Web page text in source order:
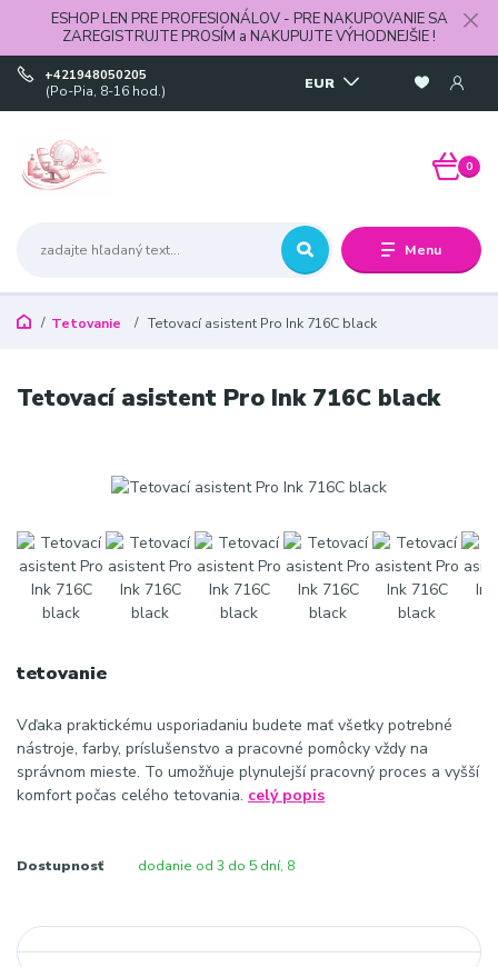
ESHOP LEN PRE PROFESIONÁLOV - PRE NAKUPOVANIE SA
ZAREGISTRUJTE PROSÍM a NAKUPUJTE VÝHODNEJŠIE !
Menu
EUR
+421948050205
(Po-Pia, 8-16 hod.)
0
Tetovanie Tetovací asistent Pro Ink 716C black
Tetovací asistent Pro Ink 716C black
tetovanie
Vďaka praktickému usporiadaniu budete mať všetky potrebné
nástroje, farby, príslušenstvo a pracovné pomôcky vždy na
správnom mieste. To umožňuje plynulejší pracovný proces a vyšší
komfort počas celého tetovania. celý popis
Dostupnosť dodanie od 3 do 5 dní, 8